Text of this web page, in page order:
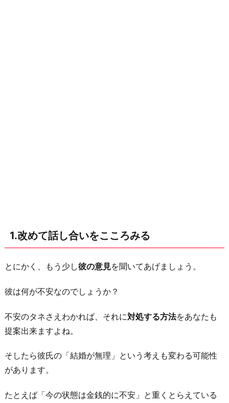
う
少
し
け
討
し
て
も
う
1.改めて話し合いをこころみる
とにかく、もう少し彼の意見を聞いてあげましょう。
彼は何が不安なのでしょうか？
不安のタネさえわかれば、それに対処する方法をあなたも
提案出来ますよね。
そしたら彼氏の「結婚が無理」という考えも変わる可能性
があります。
たとえば「今の状態は金銭的に不安」と重くとらえている